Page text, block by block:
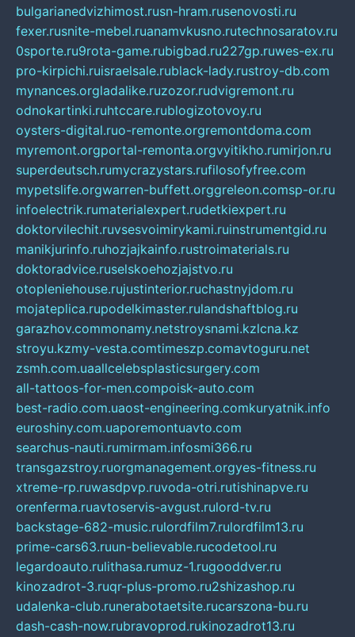
bulgarianedvizhimost.rusn-hram.rusenovosti.ru
fexer.rusnite-mebel.ruanamvkusno.rutechnosaratov.ru
0sporte.ru9rota-game.rubigbad.ru227gp.ruwes-ex.ru
pro-kirpichi.ruisraelsale.rublack-lady.rustroy-db.com
mynances.orgladalike.ruzozor.rudvigremont.ru
odnokartinki.ruhtccare.rublogizotovoy.ru
oysters-digital.ruo-remonte.orgremontdoma.com
myremont.orgportal-remonta.orgvyitikho.rumirjon.ru
superdeutsch.rumycrazystars.rufilosofyfree.com
mypetslife.orgwarren-buffett.orggreleon.comsp-or.ru
infoelectrik.rumaterialexpert.rudetkiexpert.ru
doktorvilechit.ruvsesvoimirykami.ruinstrumentgid.ru
manikjurinfo.ruhozjajkainfo.rustroimaterials.ru
doktoradvice.ruselskoehozjajstvo.ru
otopleniehouse.rujustinterior.ruchastnyjdom.ru
mojateplica.rupodelkimaster.rulandshaftblog.ru
garazhov.commonamy.netstroysnami.kzlcna.kz
stroyu.kzmy-vesta.comtimeszp.comavtoguru.net
zsmh.com.uaallcelebsplasticsurgery.com
all-tattoos-for-men.compoisk-auto.com
best-radio.com.uaost-engineering.comkuryatnik.info
euroshiny.com.uaporemontuavto.com
searchus-nauti.rumirmam.infosmi366.ru
transgazstroy.ruorgmanagement.orgyes-fitness.ru
xtreme-rp.ruwasdpvp.ruvoda-otri.rutishinapve.ru
orenferma.ruavtoservis-avgust.rulord-tv.ru
backstage-682-music.rulordfilm7.rulordfilm13.ru
prime-cars63.ruun-believable.rucodetool.ru
legardoauto.rulithasa.rumuz-1.rugooddver.ru
kinozadrot-3.ruqr-plus-promo.ru2shizashop.ru
udalenka-club.runerabotaetsite.rucarszona-bu.ru
dash-cash-now.rubravoprod.rukinozadrot13.ru